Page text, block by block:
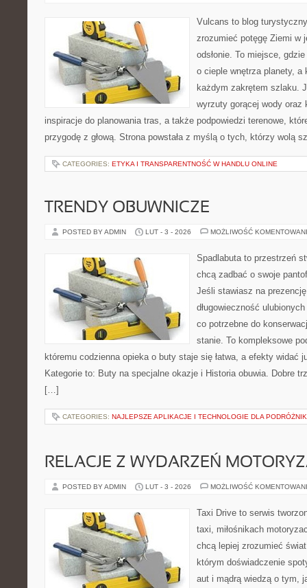
Vulcans to blog
zrozumieć potęgę Ziemi w
odsłonie. To miejsce,
o cieple wnętrza planety, a
każdym zakrętem szlaku.
wyrzuty gorącej wody oraz
inspiracje do planowania tras, a także podpowiedzi terenowe,
przygodę z głową. Strona powstała z myślą o tych, którzy wolą
CATEGORIES: ETYKA I TRANSPARENTNOŚĆ W HANDLU ONLINE
TRENDY OBUWNICZE
POSTED BY ADMIN LUT - 3 - 2026 MOŻLIWOŚĆ
Spadlabuta to przestrzeń
chcą zadbać o swoje
Jeśli stawiasz na
długowieczność
co potrzebne do
stanie. To kompleksowe
któremu codzienna opieka o buty staje się łatwa, a efekty widać
Kategorie to: Buty na specjalne okazje i Historia obuwia. Dobre
[…]
CATEGORIES: NAJLEPSZE APLIKACJE I TECHNOLOGIE DLA
RELACJE Z WYDARZEŃ
POSTED BY ADMIN LUT - 3 - 2026 MOŻLIWOŚĆ
Taxi Drive to serwis
taxi, miłośnikach
chcą lepiej zrozumieć
którym doświadczenie
aut i mądrą wiedzą o tym,